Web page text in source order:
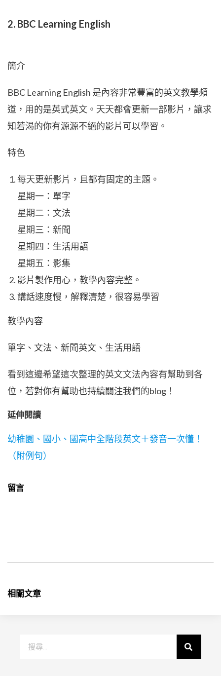
2. BBC Learning English
簡介
BBC Learning English 是內容非常豐富的英文教學頻
道，用的是英式英文。天天都會更新一部影片，讓求
知若渴的你有源源不絕的影片可以學習。
特色
每天更新影片，且都有固定的主題。
星期一：單字
星期二：文法
星期三：新聞
星期四：生活用語
星期五：影集
影片製作用心，教學內容完整。
講話速度慢，解釋清楚，很容易學習
教學內容
單字、文法、新聞英文、生活用語
看到這邊希望這次整理的英文文法內容有幫助到各
位，若對你有幫助也持續關注我們的blog！
延伸閱讀
幼稚園、國小、國高中全階段英文＋發音一次懂！
（附例句）
留言
相關文章